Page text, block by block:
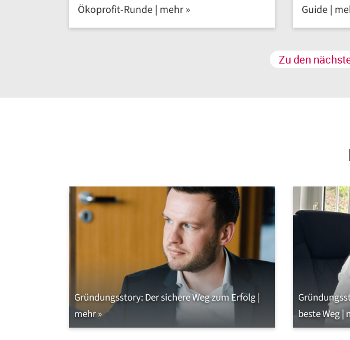
Ökoprofit-Runde | mehr »
Zu den
Gründungsstory: Der sichere Weg zum Erfolg |
mehr »
beste Weg |